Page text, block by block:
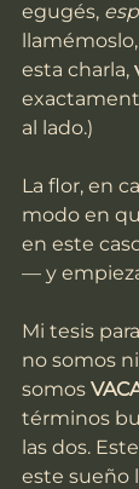
egugés,
esta charla,
al lado.)
La flor, en
modo en
en este
— y
Mi tesis
no somos
somos
términos
las dos.
este sueño